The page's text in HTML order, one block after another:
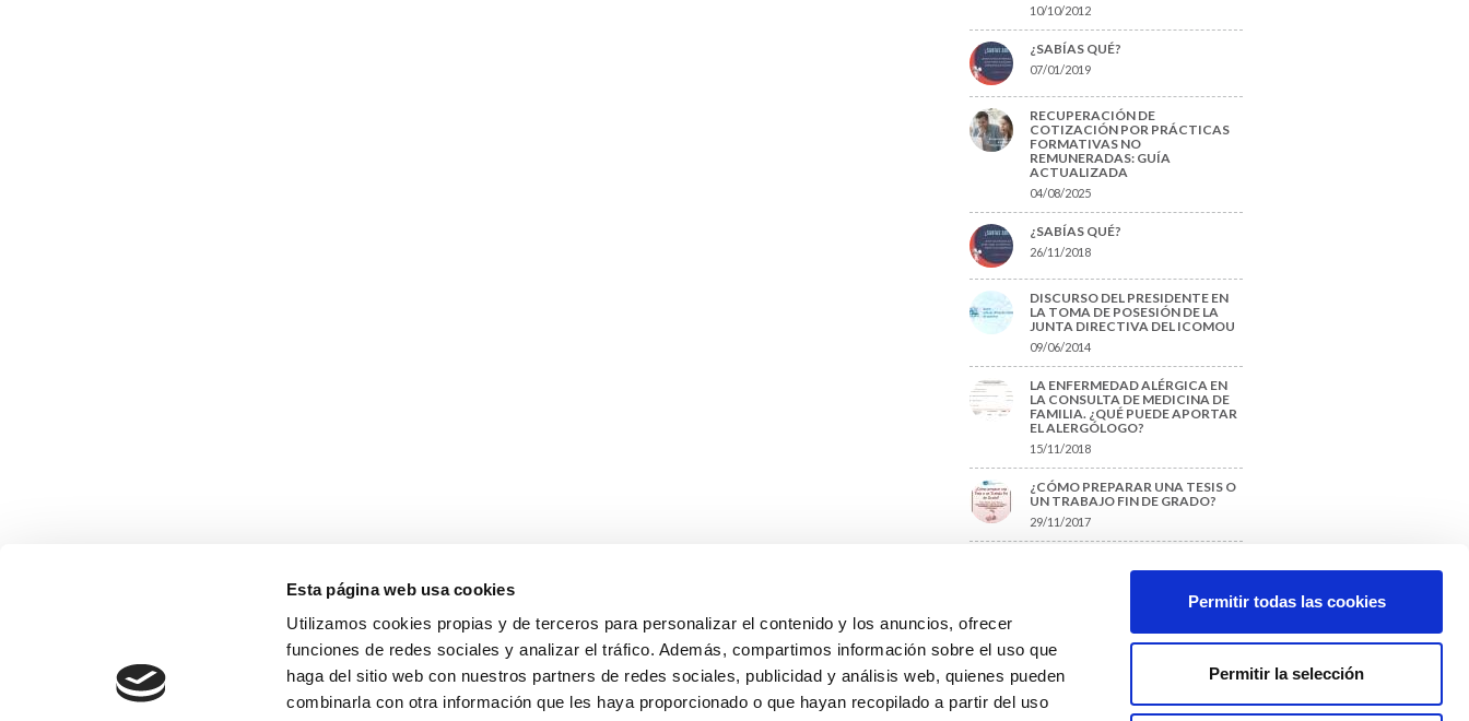
Esta página web usa cookies
Utilizamos cookies propias y de terceros para personalizar el contenido y los anuncios, ofrecer
funciones de redes sociales y analizar el tráfico. Además, compartimos información sobre el uso que
haga del sitio web con nuestros partners de redes sociales, publicidad y análisis web, quienes pueden
combinarla con otra información que les haya proporcionado o que hayan recopilado a partir del uso
Permitir todas las cookies
Permitir la selección
10/10/2012
¿SABÍAS QUÉ?
07/01/2019
RECUPERACIÓN DE
COTIZACIÓN POR PRÁCTICAS
FORMATIVAS NO
REMUNERADAS: GUÍA
ACTUALIZADA
04/08/2025
¿SABÍAS QUÉ?
26/11/2018
DISCURSO DEL PRESIDENTE EN
LA TOMA DE POSESIÓN DE LA
JUNTA DIRECTIVA DEL ICOMOU
09/06/2014
LA ENFERMEDAD ALÉRGICA EN
LA CONSULTA DE MEDICINA DE
FAMILIA. ¿QUÉ PUEDE APORTAR
EL ALERGÓLOGO?
15/11/2018
¿CÓMO PREPARAR UNA TESIS O
UN TRABAJO FIN DE GRADO?
29/11/2017
protección de datos